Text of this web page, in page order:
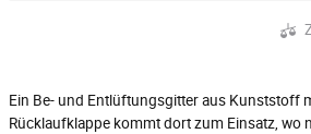
Ein Be- und Entlüftungsgitter aus Kunststoff
Rücklaufklappe kommt dort zum Einsatz, wo